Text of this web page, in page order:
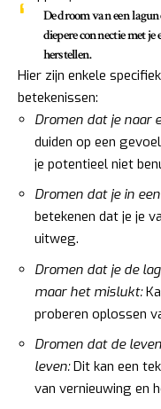
De droom van een
diepere connectie met je
herstellen.
Hier zijn enkele
betekenissen:
Dromen dat je naar
duiden op een
je potentieel niet
Dromen dat je in
betekenen dat je je
uitweg.
Dromen dat je de
maar het mislukt:
proberen oplossen
Dromen dat de
leven:Dit kan een
van vernieuwing en